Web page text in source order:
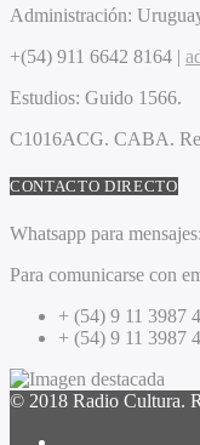
Administración:
+(54) 911 6642 8164 |
Estudios: Guido 1566.
C1016ACG. CABA.
CONTACTO DIRECTO
Whatsapp para mensajes:
Para comunicarse con
+ (54) 9 11 3987
+ (54) 9 11 3987
© 2018 Radio Cultura.